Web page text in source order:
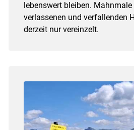
lebenswert bleiben.
verlassenen und verfallenden
derzeit nur vereinzelt.